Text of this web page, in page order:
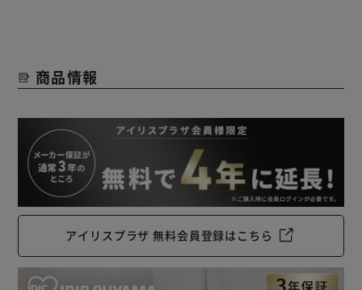
演出性を測る数値として、Ra（平均演色評価数）が用いら
【場所に合わせて選べる“光の色”】
・電球色：あたたかみのある光で、リラックスしたい空間
に。
・昼光色：自然光に近い光で、メイクや服を選んだりする場
所におすすめ。
【省エネ】
同じ明るさの白熱灯と比べて消費電力が小さく、電気代を節
約できます。
商品情報
アイリスプラザ 無料会員登録はこちら